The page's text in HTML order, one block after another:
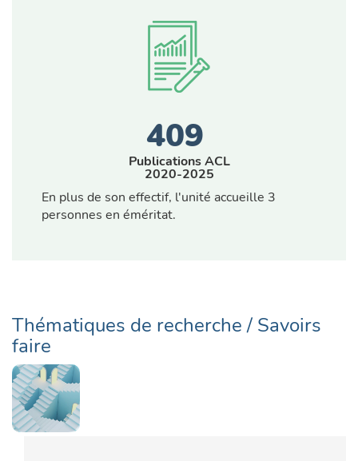
409
Publications ACL
2020-2025
En plus de son effectif, l'unité accueille 3
personnes en éméritat.
Thématiques de recherche / Savoirs
faire